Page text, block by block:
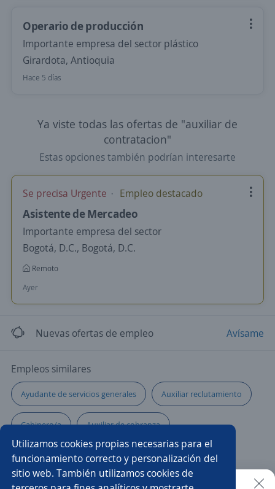
Utilizamos cookies propias necesarias para el
funcionamiento correcto y personalización del
sitio web. También utilizamos cookies de
Operario de producción
Importante empresa del sector plástico
Girardota, Antioquia
Hace 5 días
Ya viste todas las ofertas de "auxiliar de
contratacion"
Estas opciones también podrían interesarte
Se precisa Urgente Empleo destacado
Asistente de Mercadeo
Importante empresa del sector
Bogotá, D.C., Bogotá, D.C.
Remoto
Ayer
Nuevas ofertas de empleo Avísame
Empleos similares
Ayudante de servicios generales Auxiliar reclutamiento
Cabinero/a Auxiliar de cobranza
Asistente comercial Auxiliar de almacén y logística
Auxiliar administrativo/a Auxiliar de nómina